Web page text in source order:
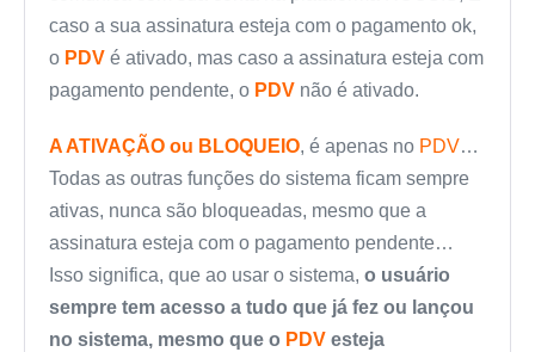
caso a sua assinatura esteja com o pagamento ok,
o PDV é ativado, mas caso a assinatura esteja com
pagamento pendente, o PDV não é ativado.
A ATIVAÇÃO ou BLOQUEIO, é apenas no PDV…
Todas as outras funções do sistema ficam sempre
ativas, nunca são bloqueadas, mesmo que a
assinatura esteja com o pagamento pendente…
Isso significa, que ao usar o sistema, o usuário
sempre tem acesso a tudo que já fez ou lançou
no sistema, mesmo que o PDV esteja